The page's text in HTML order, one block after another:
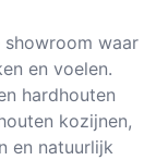
showroom waar
en voelen.
hardhouten
kozijnen,
en natuurlijk